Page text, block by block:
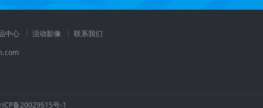
中心 活动影像
联系我们
ICP备20029515号-1